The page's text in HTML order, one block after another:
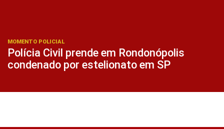
MOMENTO POLICIAL
Polícia Civil prende em Rondonópolis
condenado por estelionato em SP